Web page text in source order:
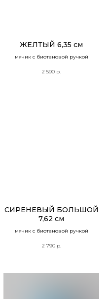
ЖЕЛТЫЙ 6,35 см
мячик с биотановой ручкой
2 590 р.
СИРЕНЕВЫЙ БОЛЬШОЙ
7,62 см
мячик с биотановой ручкой
2 790 р.